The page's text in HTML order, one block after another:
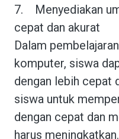
7. Menyediakan
cepat dan akurat
Dalam
komputer, siswa
dengan lebih cepat
siswa untuk
dengan cepat dan
harus